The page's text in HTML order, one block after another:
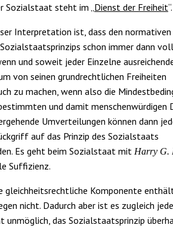
Sozialstaat steht im „ Dienst der Freiheit“.
Interpretation ist, dass den normativen
schon immer dann
und soweit jeder Einzelne
von seinen grundrechtlichen Freiheiten
zu machen, wenn also die
und damit menschenwürdigen
Umverteilungen können dann
auf das Prinzip des Sozialstaats
Es geht beim Sozialstaat mit Harry G.
Suffizienz.
gleichheitsrechtliche Komponente
nicht. Dadurch aber ist es zugleich
unmöglich, das Sozialstaatsprinzip